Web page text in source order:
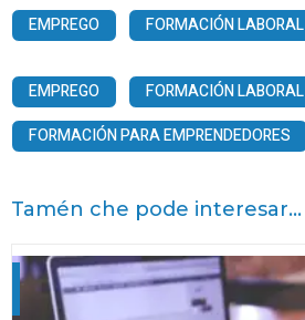
EMPREGO FORMACIÓN LABORAL
EMPREGO
FORMACIÓN LABORAL
FORMACIÓN PARA EMPRENDEDORES
Tamén che pode interesar...